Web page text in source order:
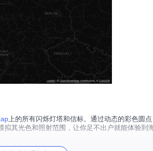
上的所有闪烁灯塔和信标。通过动态的彩色圆
其光色和照射范围，让你足不出户就能体验到